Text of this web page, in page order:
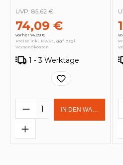
74,09 €
vorher 74,09 €
UVP: 85,62 €
Preise inkl. MwSt., ggf. zzgl.
Versandkosten
1 - 3 Werktage
Produkt Anzahl:
IN DEN WARENKORB